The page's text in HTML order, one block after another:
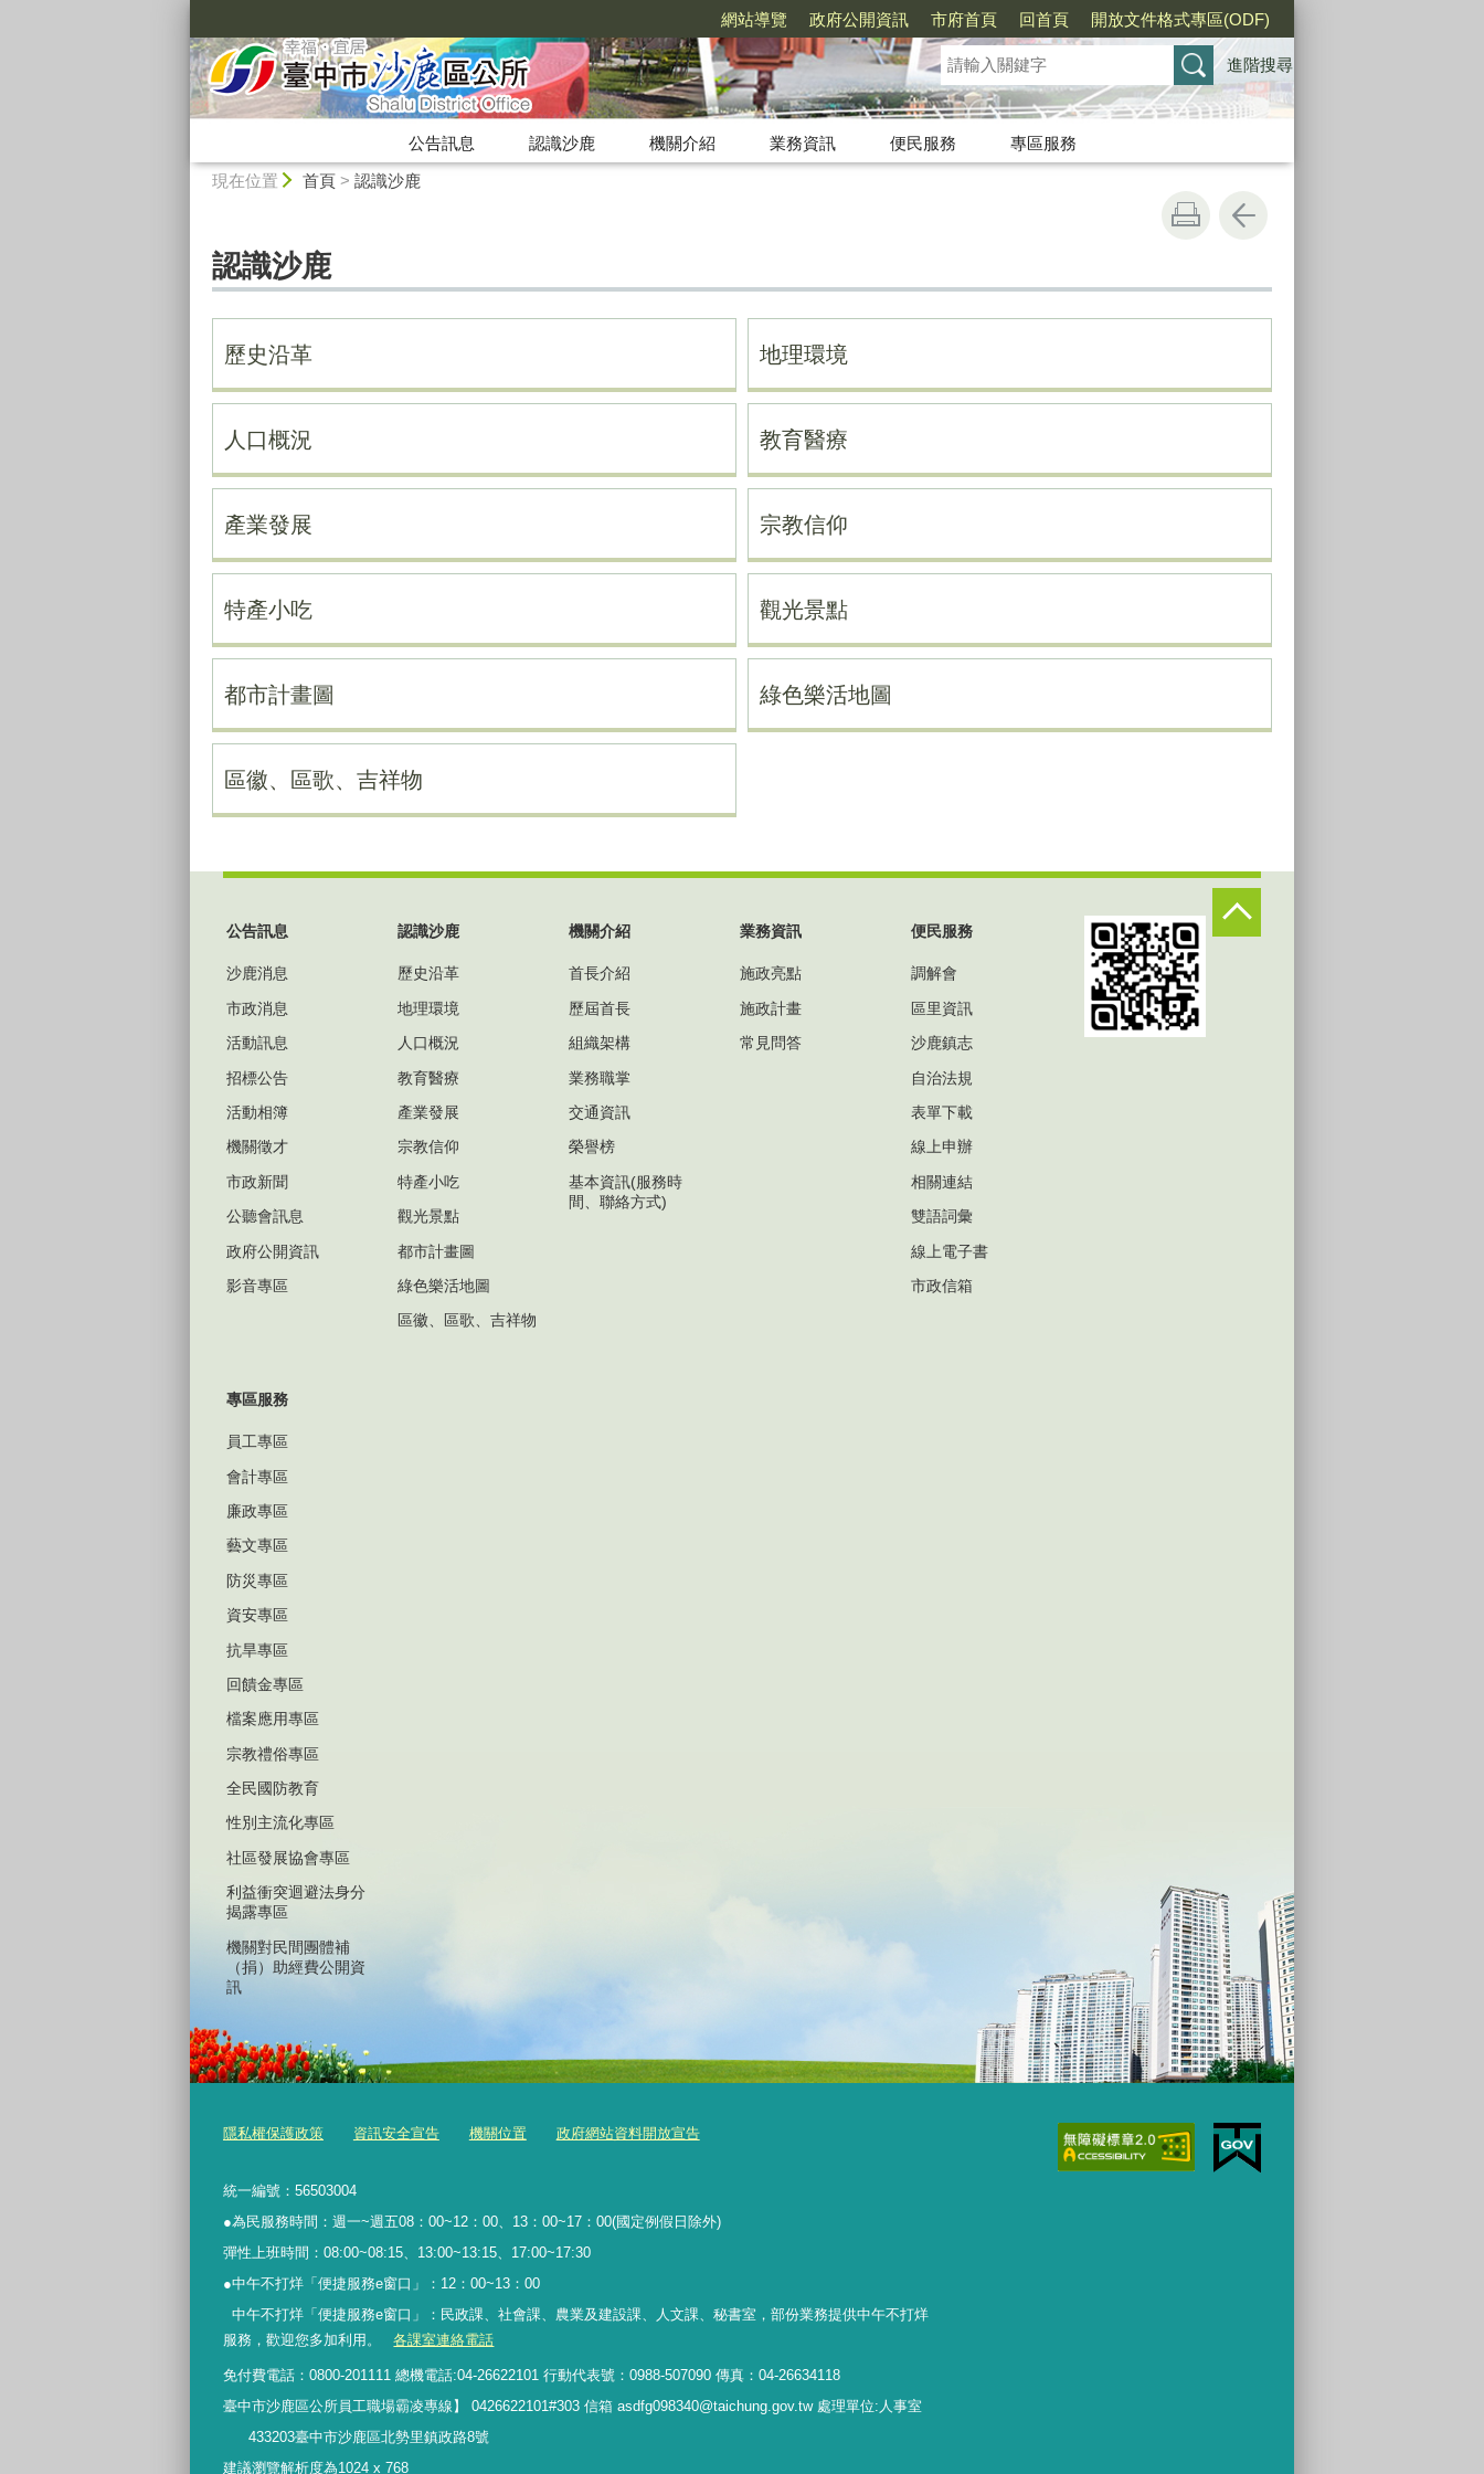
網站導覽 政府公開資訊 市府首頁 回首頁 開放文件格式專區(ODF)
進階搜尋
公告訊息 認識沙鹿 機關介紹 業務資訊 便民服務
專區服務
現在位置 首頁> 認識沙鹿
認識沙鹿
歷史沿革 地理環境
人口概況 教育醫療
產業發展 宗教信仰
特產小吃 觀光景點
都市計畫圖 綠色樂活地圖
區徽、區歌、吉祥物
公告訊息
沙鹿消息
市政消息
活動訊息
招標公告
活動相簿
機關徵才
市政新聞
公聽會訊息
政府公開資訊
影音專區
認識沙鹿
歷史沿革
地理環境
人口概況
教育醫療
產業發展
宗教信仰
特產小吃
觀光景點
都市計畫圖
綠色樂活地圖
區徽、區歌、吉祥物
機關介紹
首長介紹
歷屆首長
組織架構
業務職掌
交通資訊
榮譽榜
基本資訊(服務時
間、聯絡方式)
業務資訊
施政亮點
施政計畫
常見問答
便民服務
調解會
區里資訊
沙鹿鎮志
自治法規
表單下載
線上申辦
相關連結
雙語詞彙
線上電子書
市政信箱
專區服務
員工專區
會計專區
廉政專區
藝文專區
防災專區
資安專區
抗旱專區
回饋金專區
檔案應用專區
宗教禮俗專區
全民國防教育
性別主流化專區
社區發展協會專區
利益衝突迴避法身分
揭露專區
機關對民間團體補
（捐）助經費公開資
訊
隱私權保護政策 資訊安全宣告 機關位置 政府網站資料開放宣告
統一編號：56503004
●為民服務時間：週一~週五08：00~12：00、13：00~17：00(國定例假日除外)
彈性上班時間：08:00~08:15、13:00~13:15、17:00~17:30
●中午不打烊「便捷服務e窗口」： 12 ： 00~13 ： 00
中午不打烊「便捷服務e窗口」：民政課、社會課、農業及建設課、人文課、秘書室， 部份業務提供中午不打烊
服務 ，歡迎您多加利用。 各課室連絡電話
免付費電話：0800-201111 總機電話:04-26622101 行動代表號：0988-507090 傳真：04-26634118
臺中市沙鹿區公所員工職場霸凌專線】 0426622101#303 信箱 asdfg098340@taichung.gov.tw 處理單位:人事室
433203臺中市沙鹿區北勢里鎮政路8號
建議瀏覽解析度為1024 x 768